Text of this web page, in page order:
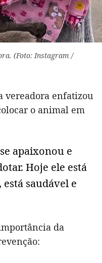
(Foto: Instagram /
vereadora enfatizou
o animal em
apaixonou e
Hoje ele está
saudável e
da